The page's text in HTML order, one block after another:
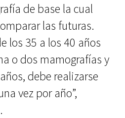
de base la cual
las futuras.
los 35 a los 40 años
o dos mamografías y
debe realizarse
vez por año”,